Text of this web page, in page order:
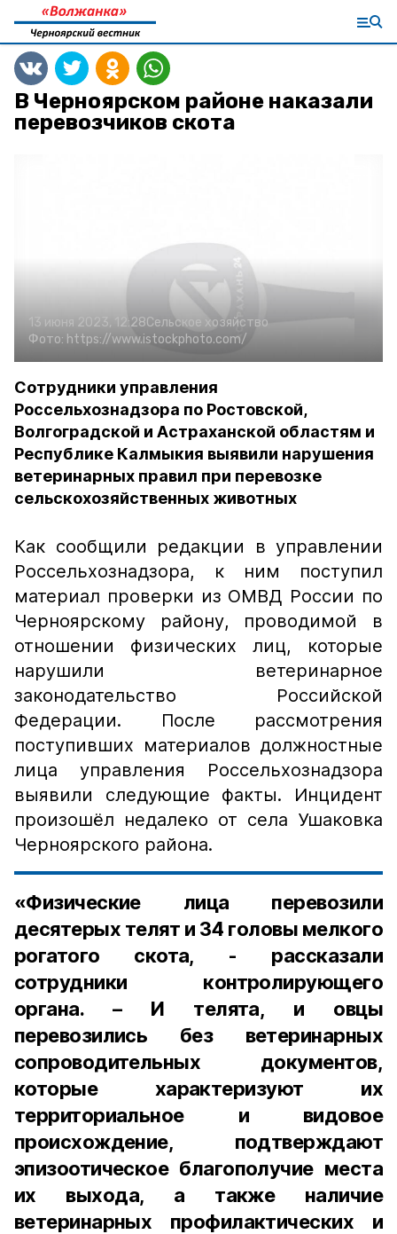
В Черноярском районе наказали
перевозчиков скота
13 июня 2023, 12:28Сельское хозяйство
Фото: https://www.istockphoto.com/
Сотрудники управления
Россельхознадзора по Ростовской,
Волгоградской и Астраханской областям и
Республике Калмыкия выявили нарушения
ветеринарных правил при перевозке
сельскохозяйственных животных
Как сообщили редакции в управлении
Россельхознадзора, к ним поступил
материал проверки из ОМВД России по
Черноярскому району, проводимой в
отношении физических лиц, которые
нарушили ветеринарное
законодательство Российской
Федерации. После рассмотрения
поступивших материалов должностные
лица управления Россельхознадзора
выявили следующие факты. Инцидент
произошёл недалеко от села Ушаковка
Черноярского района.
«Физические лица перевозили
десятерых телят и 34 головы мелкого
рогатого скота, - рассказали
сотрудники контролирующего
органа. – И телята, и овцы
перевозились без ветеринарных
сопроводительных документов,
которые характеризуют их
территориальное и видовое
происхождение, подтверждают
эпизоотическое благополучие места
их выхода, а также наличие
ветеринарных профилактических и